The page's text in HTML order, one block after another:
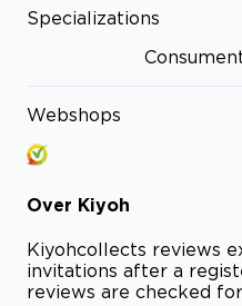
Specializations
Webshops
Over Kiyoh
Kiyohcollects reviews
invitations after a
reviews are checked